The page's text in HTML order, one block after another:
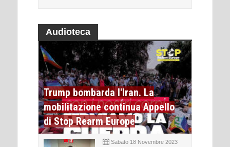
Audioteca
Trump bombarda l'Iran. La
mobilitazione continua Appello
di Stop Rearm Europe
Sabato 18 Novembre 2023